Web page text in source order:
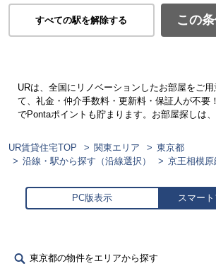
すべての駅を解除する この
URは、全国にリノベーションしたお部屋をご
て、礼金・仲介手数料・更新料・保証人が不要
でPontaポイントも貯まります。お部屋探しは、
UR賃貸住宅TOP 関東エリア
東京都
沿線・駅から探す（沿線選択）
京王相模
PC版表示 スマー
東京都の物件をエリアから探す